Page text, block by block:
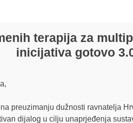
terapija za
inicijativa gotovo
preuzimanju dužnosti ravnatelja
dijalog u cilju unaprjeđenja